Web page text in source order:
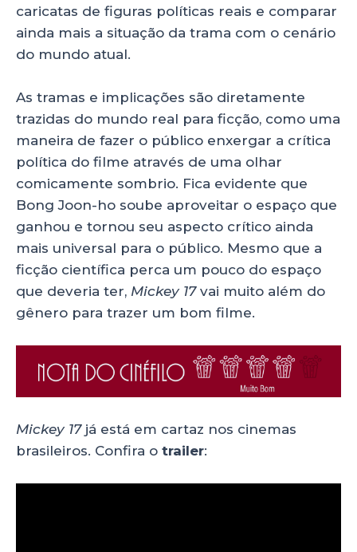
caricatas de figuras políticas reais e comparar
ainda mais a situação da trama com o cenário
do mundo atual.
As tramas e implicações são diretamente
trazidas do mundo real para ficção, como uma
maneira de fazer o público enxergar a crítica
política do filme através de uma olhar
comicamente sombrio. Fica evidente que
Bong Joon-ho soube aproveitar o espaço que
ganhou e tornou seu aspecto crítico ainda
mais universal para o público. Mesmo que a
ficção científica perca um pouco do espaço
que deveria ter, Mickey 17vai muito além do
gênero para trazer um bom filme.
Mickey 17já está em cartaz nos cinemas
brasileiros. Confira o trailer: